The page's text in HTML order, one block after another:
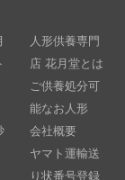
人形供養専門
店 花月堂とは
ご供養処分可
能なお人形
会社概要
ヤマト運輸送
り状番号登録